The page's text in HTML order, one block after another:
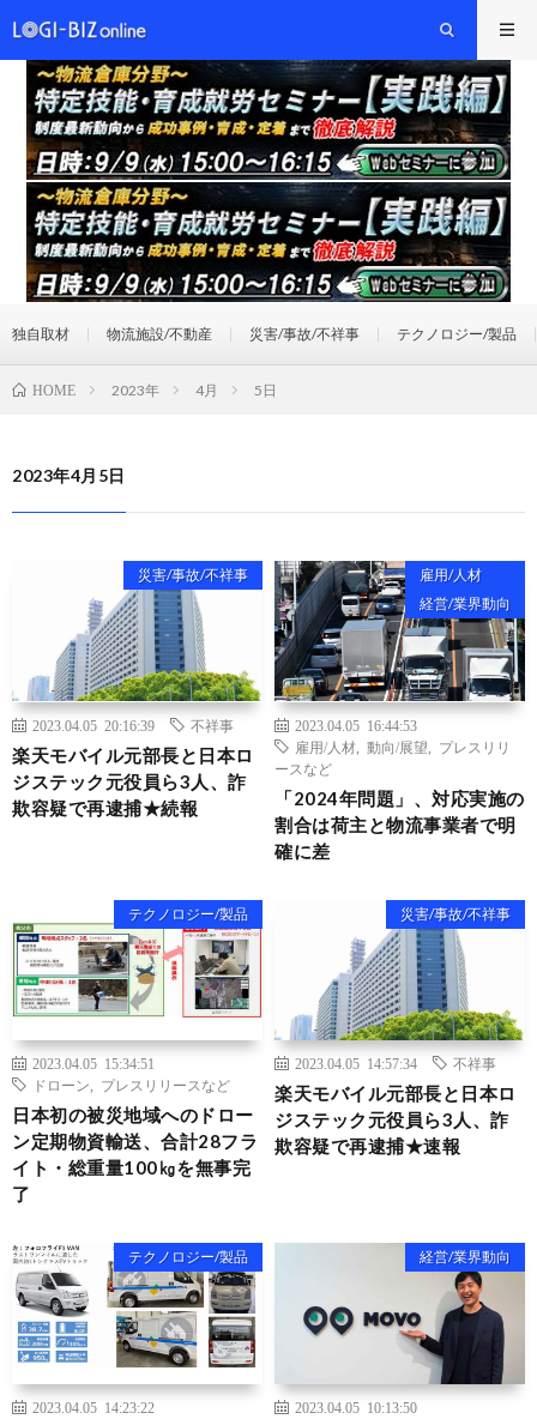
独自取材 物流施設/不動産 災害/事故/不祥事 テクノロジー/製品
HOME 2023年 4月 5日
2023年4月5日
災害/事故/不祥事
2023.04.05 20:16:39 不祥事
楽天モバイル元部長と日本ロ
ジステック元役員ら3人、詐
欺容疑で再逮捕★続報
雇用/人材
経営/業界動向
2023.04.05 16:44:53
雇用/人材
動向/展望
プレスリリ
ースなど
「2024年問題」、対応実施の
割合は荷主と物流事業者で明
確に差
テクノロジー/製品
2023.04.05 15:34:51
ドローン
プレスリリースなど
日本初の被災地域へのドロー
ン定期物資輸送、合計28フラ
イト・総重量100㎏を無事完
了
災害/事故/不祥事
2023.04.05 14:57:34 不祥事
楽天モバイル元部長と日本ロ
ジステック元役員ら3人、詐
欺容疑で再逮捕★速報
テクノロジー/製品
2023.04.05 14:23:22
経営/業界動向
2023.04.05 10:13:50